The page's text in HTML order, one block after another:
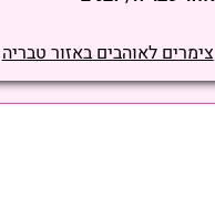
צימרים לאוהבים באזור טבריה